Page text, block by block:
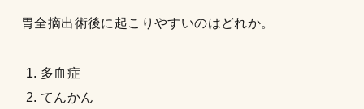
胃全摘出術後に起こりやすいのはどれか。
多血症
てんかん